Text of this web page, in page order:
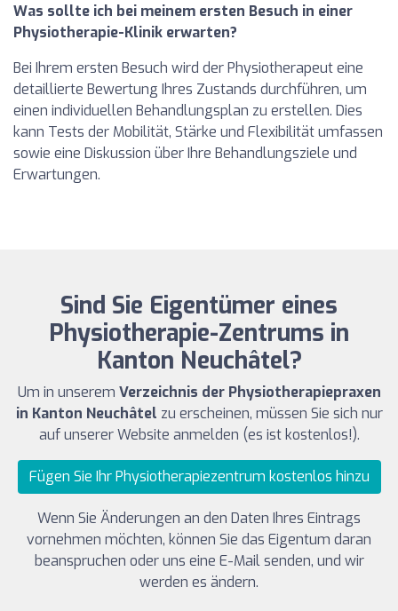
Was sollte ich bei meinem ersten Besuch in einer
Physiotherapie-Klinik erwarten?
Bei Ihrem ersten Besuch wird der Physiotherapeut eine
detaillierte Bewertung Ihres Zustands durchführen, um
einen individuellen Behandlungsplan zu erstellen. Dies
kann Tests der Mobilität, Stärke und Flexibilität umfassen
sowie eine Diskussion über Ihre Behandlungsziele und
Erwartungen.
Sind Sie Eigentümer eines
Physiotherapie-Zentrums in
Kanton Neuchâtel?
Um in unserem Verzeichnis der Physiotherapiepraxen
in Kanton Neuchâtel zu erscheinen, müssen Sie sich nur
auf unserer Website anmelden (es ist kostenlos!).
Fügen Sie Ihr Physiotherapiezentrum kostenlos hinzu
Wenn Sie Änderungen an den Daten Ihres Eintrags
vornehmen möchten, können Sie das Eigentum daran
beanspruchen oder uns eine E-Mail senden, und wir
werden es ändern.